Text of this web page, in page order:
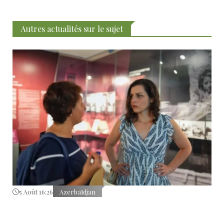
Autres actualités sur le sujet
5 Août 16:26 Azerbaïdjan